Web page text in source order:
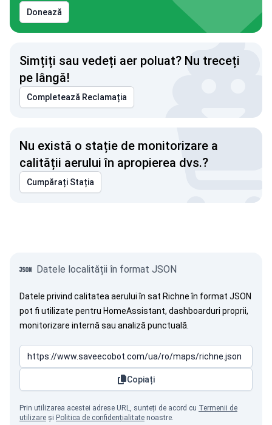
Donează
Simțiți sau vedeți aer poluat? Nu treceți
pe lângă!
Completează Reclamația
Nu există o stație de monitorizare a
calității aerului în apropierea dvs.?
Cumpărați Stația
Datele localității în format JSON
Datele privind calitatea aerului în sat Richne în format JSON
pot fi utilizate pentru HomeAssistant, dashboarduri proprii,
monitorizare internă sau analiză punctuală.
Copiați
Prin utilizarea acestei adrese URL, sunteți de acord cu Termenii de
utilizare și Politica de confidențialitate noastre.